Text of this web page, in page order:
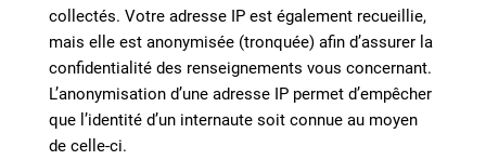
collectés. Votre adresse IP est également recueillie,
mais elle est anonymisée (tronquée) afin d’assurer la
confidentialité des renseignements vous concernant.
L’anonymisation d’une adresse IP permet d’empêcher
que l’identité d’un internaute soit connue au moyen
de celle-ci.